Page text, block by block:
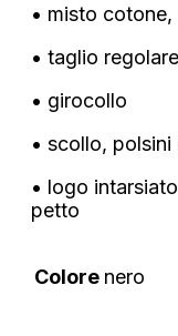
• misto
• taglio regolare
• girocollo
• scollo,
• logo
petto
Colore nero